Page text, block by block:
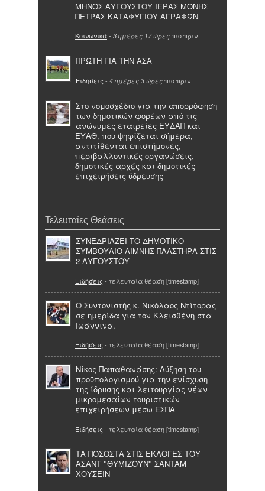
ΜΗΝΟΣ ΑΥΓΟΥΣΤΟΥ ΙΕΡΑΣ ΜΟΝΗΣ
ΠΕΤΡΑΣ ΚΑΤΑΦΥΓΙΟΥ ΑΓΡΑΦΩΝ
Κοινωνικά- 3 ημέρες 17 ώρες πιο πριν
ΠΡΩΤΗ ΓΙΑ ΤΗΝ ΑΣΑ
Ειδήσεις - 4 ημέρες 3 ώρες πιο πριν
Στο νομοσχέδιο για την απορρόφηση
των δημοτικών φορέων από τις
ανώνυμες εταιρείες ΕΥΔΑΠ και
ΕΥΑΘ, που ψηφίζεται σήμερα,
αντιτίθενται επιστήμονες,
περιβαλλοντικές οργανώσεις,
δημοτικές αρχές και δημοτικές
επιχειρήσεις ύδρευσης
Τελευταίες Θεάσεις
ΣΥΝΕΔΡΙΑΖΕΙ ΤΟ ΔΗΜΟΤΙΚΟ
ΣΥΜΒΟΥΛΙΟ ΛΙΜΝΗΣ ΠΛΑΣΤΗΡΑ ΣΤΙΣ
2 ΑΥΓΟΥΣΤΟΥ
Ειδήσεις - τελευταία θέαση [timestamp]
O Συντονιστής κ. Νικόλαος Ντίτορας
σε ημερίδα για τον Κλεισθένη στα
Ιωάννινα.
Ειδήσεις - τελευταία θέαση [timestamp]
Νίκος Παπαθανάσης: Αύξηση του
προϋπολογισμού για την ενίσχυση
της ίδρυσης και λειτουργίας νέων
μικρομεσαίων τουριστικών
επιχειρήσεων μέσω ΕΣΠΑ
Ειδήσεις - τελευταία θέαση [timestamp]
ΤΑ ΠΟΣΟΣΤΑ ΣΤΙΣ ΕΚΛΟΓΕΣ ΤΟΥ
ΑΣΑΝΤ ''ΘΥΜΙΖΟΥΝ'' ΣΑΝΤΑΜ
ΧΟΥΣΕΙΝ